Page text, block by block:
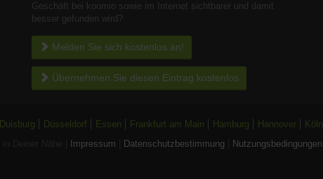
Geschäft bei koomio sowie im Internet sichtbarer und damit
besser gefunden wird?
Melden Sie sich kostenlos an!
Übernehmen Sie diesen Eintrag kostenlos
Duisburg Düsseldorf Essen Frankfurt am Main Hamburg Hannover Köln
Impressum Datenschutzbestimmung Nutzungsbedingungen